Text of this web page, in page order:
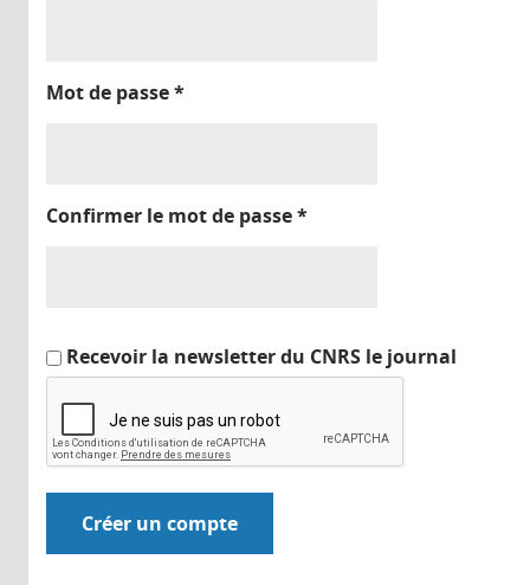
Mot de passe*
Confirmer le mot de passe*
Recevoir la newsletter du CNRS le journal